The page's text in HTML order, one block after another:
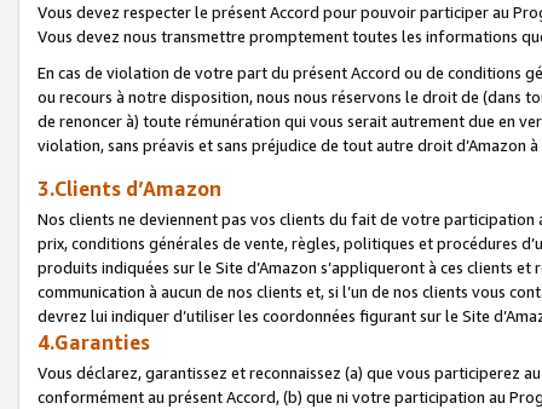
Vous devez respecter le présent Accord pour pouvoir participer au
Vous devez nous transmettre promptement toutes les informations
En cas de violation de votre part du présent Accord ou de conditions
ou recours à notre disposition, nous nous réservons le droit de (dans
de renoncer à) toute rémunération qui vous serait autrement due en
violation, sans préavis et sans préjudice de tout autre droit
3.Clients d’Amazon
Nos clients ne deviennent pas vos clients du fait de votre
prix, conditions générales de vente, règles, politiques et procédures
produits indiquées sur le Site d’Amazon s’appliqueront à ces clients
communication à aucun de nos clients et, si l’un de nos clients vous
devrez lui indiquer d’utiliser les coordonnées figurant sur le Site
4.Garanties
Vous déclarez, garantissez et reconnaissez (a) que vous participerez
conformément au présent Accord, (b) que ni votre participation au